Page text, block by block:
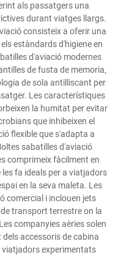
als passatgers una
durant viatges llargs.
consisteix a oferir una
estàndards d'higiene en
d'aviació modernes
de fusta de memoria,
de sola antilliscant per
Les característiques
la humitat per evitar
que inhibeixen el
flexible que s'adapta a
sabatilles d'aviació
comprimeix fàcilment en
fa ideals per a viatjadors
en la seva maleta. Les
comercial i inclouen jets
transport terrestre on la
companyies aèries solen
accessoris de cabina
viatjadors experimentats